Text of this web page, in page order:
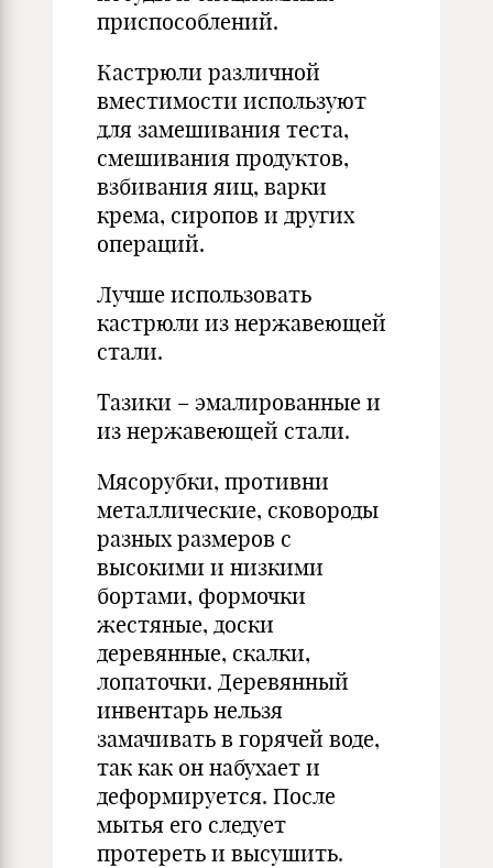
приспособлений.
Кастрюли различной
вместимости используют
для замешивания теста,
смешивания продуктов,
взбивания яиц, варки
крема, сиропов и других
операций.
Лучше использовать
кастрюли из нержавеющей
стали.
Тазики – эмалированные и
из нержавеющей стали.
Мясорубки, противни
металлические, сковороды
разных размеров с
высокими и низкими
бортами, формочки
жестяные, доски
деревянные, скалки,
лопаточки. Деревянный
инвентарь нельзя
замачивать в горячей воде,
так как он набухает и
деформируется. После
мытья его следует
протереть и высушить.